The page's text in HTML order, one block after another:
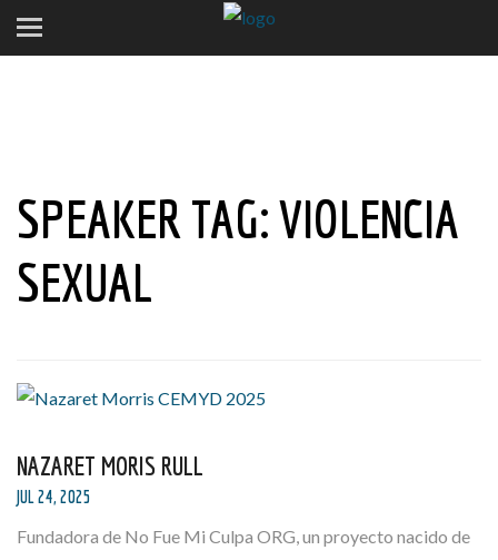
SPEAKER TAG:VIOLENCIA
SEXUAL
NAZARET MORIS RULL
JUL 24, 2025
Fundadora de No Fue Mi Culpa ORG, un proyecto nacido de